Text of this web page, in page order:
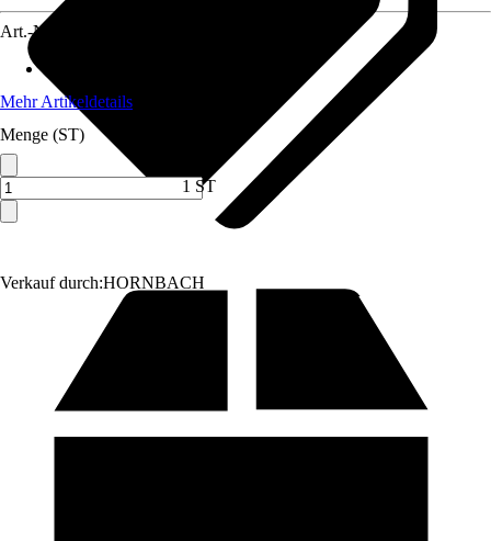
Verkauf durch:HORNBACH
Art.-Nr.
Mehr Artikeldetails
Menge (ST)
1 ST